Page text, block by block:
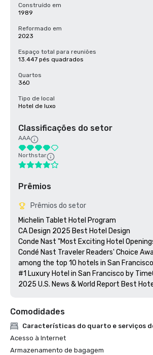
Construído em
1989
Reformado em
2023
Espaço total para reuniões
13.447 pés quadrados
Quartos
360
Tipo de local
Hotel de luxo
Classificações do setor
AAA
Northstar
Prêmios
Prêmios do setor
Michelin Tablet Hotel Program
CA Design 2025 Best Hotel Design
Conde Nast "Most Exciting Hotel
Condé Nast Traveler Readers' Choice
among the top 10 hotels in San Francisco
#1 Luxury Hotel in San Francisco by
Comodidades
Características do quarto e serviços
Acesso à Internet
Armazenamento de bagagem